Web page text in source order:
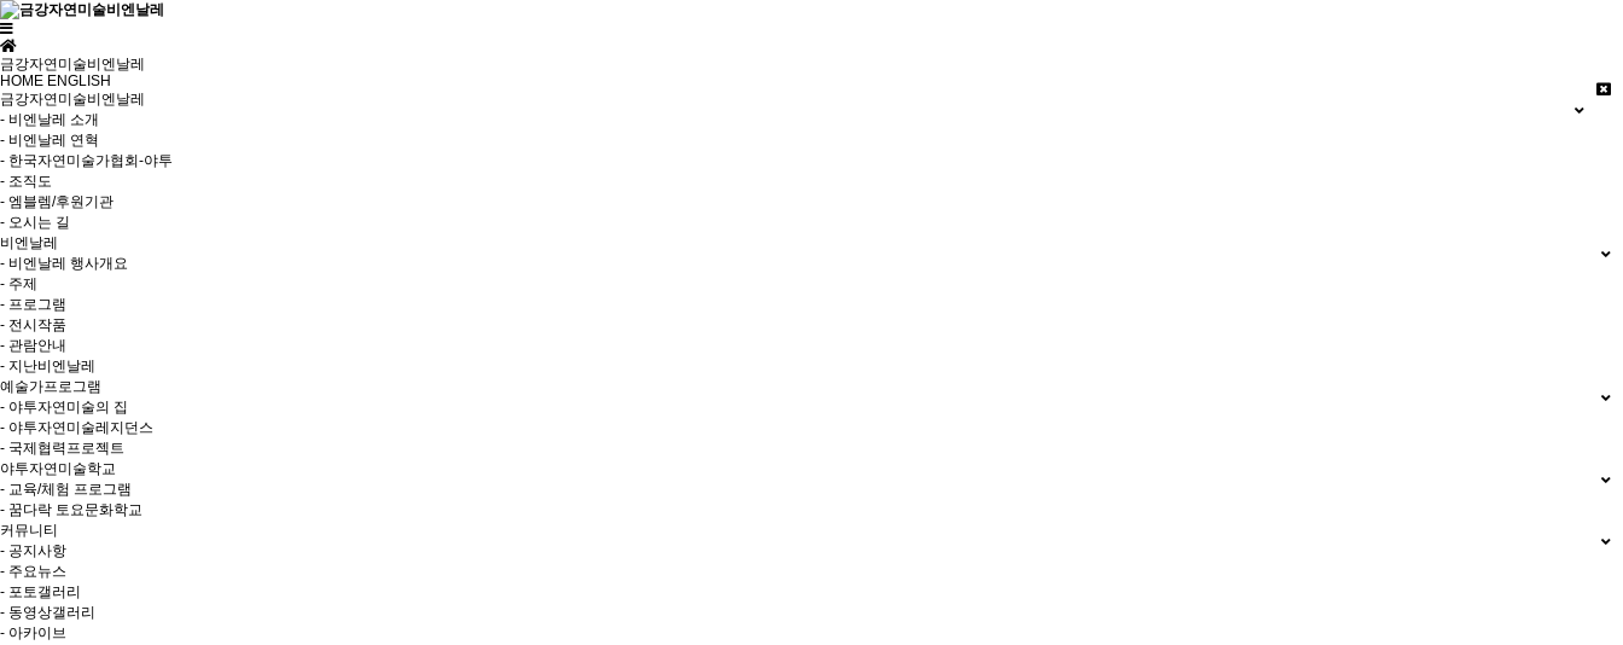
금강자연미술비엔날레
HOME ENGLISH
금강자연미술비엔날레
- 비엔날레 소개
- 비엔날레 연혁
- 한국자연미술가협회-야투
- 조직도
- 엠블렘/후원기관
- 오시는 길
비엔날레
- 비엔날레 행사개요
- 주제
- 프로그램
- 전시작품
- 관람안내
- 지난비엔날레
예술가프로그램
- 야투자연미술의 집
- 야투자연미술레지던스
- 국제협력프로젝트
야투자연미술학교
- 교육/체험 프로그램
- 꿈다락 토요문화학교
커뮤니티
- 공지사항
- 주요뉴스
- 포토갤러리
- 동영상갤러리
- 아카이브